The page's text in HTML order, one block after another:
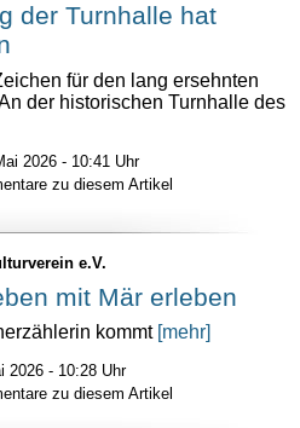
der Turnhalle hat
für den lang ersehnten
der historischen Turnhalle des
2026 - 10:41 Uhr
zu diesem Artikel
e.V.
mit Mär erleben
kommt [mehr]
2026 - 10:28 Uhr
zu diesem Artikel